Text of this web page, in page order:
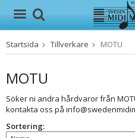
Produkten har blivit
Startsida Tillverkare MOTU
MOTU
Söker ni andra hårdvaror från
kontakta oss på
Sortering: